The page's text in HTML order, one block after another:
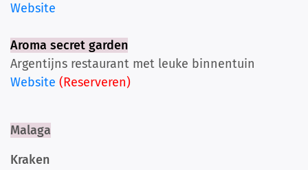
Website
Aroma secret garden
Argentijns restaurant met leuke binnentuin
Website (Reserveren)
Malaga
Kraken